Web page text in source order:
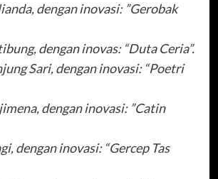
dengan inovasi: ”Gerobak
dengan inovas: “Duta Ceria”.
Sari, dengan inovasi: “Poetri
dengan inovasi: ”Catin
dengan inovasi: “Gercep Tas